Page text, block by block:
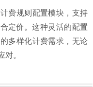
费规则配置模块，支持
定价。这种灵活的配置
多样化计费需求，无论
对。